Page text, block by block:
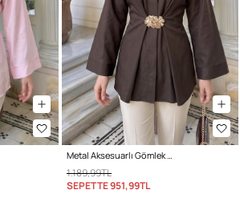
Metal Aksesuarlı Gömlek Y0142 - A. KAHVE
1.189,99TL
SEPETTE951,99TL